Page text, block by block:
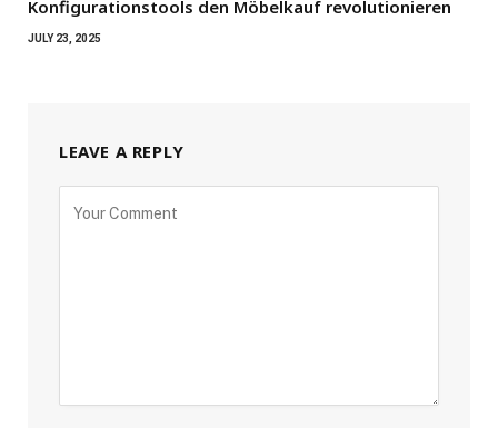
Konfigurationstools den Möbelkauf revolutionieren
JULY 23, 2025
LEAVE A REPLY